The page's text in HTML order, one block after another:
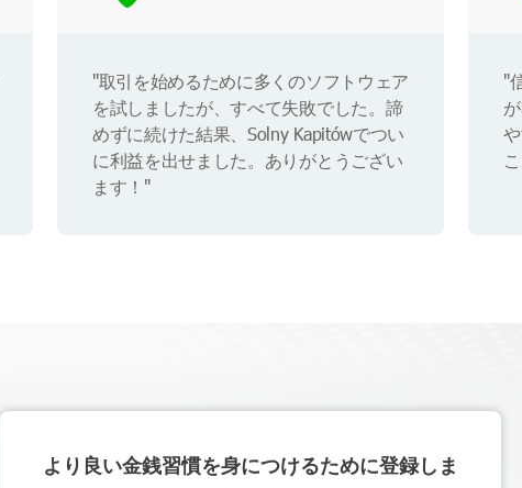
"取引を始めるために多くのソフトウェア
を試しましたが、すべて失敗でした。諦
めずに続けた結果、Solny Kapitówでつい
に利益を出せました。ありがとうござい
ます！"
"
より良い金銭習慣を身につけるために登録しま